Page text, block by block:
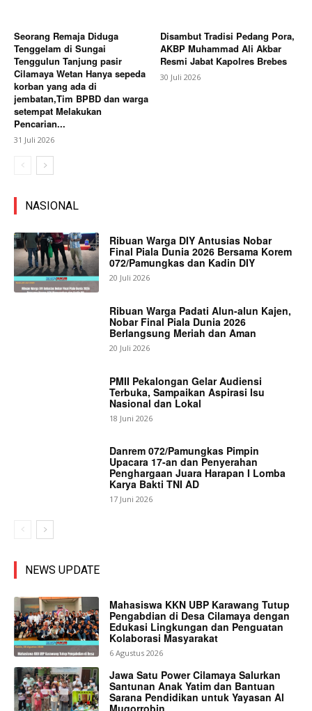
Seorang Remaja Diduga
Tenggelam di Sungai
Tenggulun Tanjung pasir
Cilamaya Wetan Hanya sepeda
korban yang ada di
jembatan,Tim BPBD dan warga
setempat Melakukan
Pencarian...
31 Juli 2026
Disambut Tradisi Pedang Pora,
AKBP Muhammad Ali Akbar
Resmi Jabat Kapolres Brebes
30 Juli 2026
NASIONAL
Ribuan Warga DIY Antusias Nobar
Final Piala Dunia 2026 Bersama Korem
072/Pamungkas dan Kadin DIY
20 Juli 2026
Ribuan Warga Padati Alun-alun Kajen,
Nobar Final Piala Dunia 2026
Berlangsung Meriah dan Aman
20 Juli 2026
PMII Pekalongan Gelar Audiensi
Terbuka, Sampaikan Aspirasi Isu
Nasional dan Lokal
18 Juni 2026
Danrem 072/Pamungkas Pimpin
Upacara 17-an dan Penyerahan
Penghargaan Juara Harapan I Lomba
Karya Bakti TNI AD
17 Juni 2026
NEWS UPDATE
Mahasiswa KKN UBP Karawang Tutup
Pengabdian di Desa Cilamaya dengan
Edukasi Lingkungan dan Penguatan
Kolaborasi Masyarakat
6 Agustus 2026
Jawa Satu Power Cilamaya Salurkan
Santunan Anak Yatim dan Bantuan
Sarana Pendidikan untuk Yayasan Al
Muqorrobin